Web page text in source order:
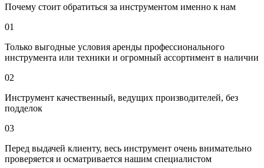
Почему стоит обратиться за инструментом именно к нам
01
Только выгодные условия аренды профессионального
инструмента или техники и огромный ассортимент в наличии
02
Инструмент качественный, ведущих производителей, без
подделок
03
Перед выдачей клиенту, весь инструмент очень внимательно
проверяется и осматривается нашим специалистом